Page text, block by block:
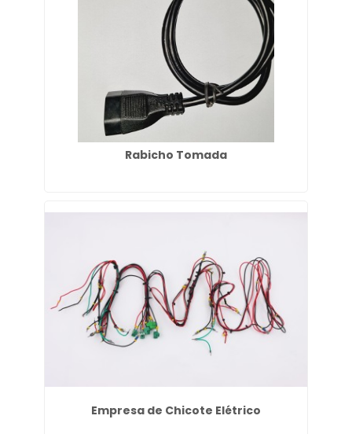
Rabicho Tomada
Empresa de Chicote Elétrico